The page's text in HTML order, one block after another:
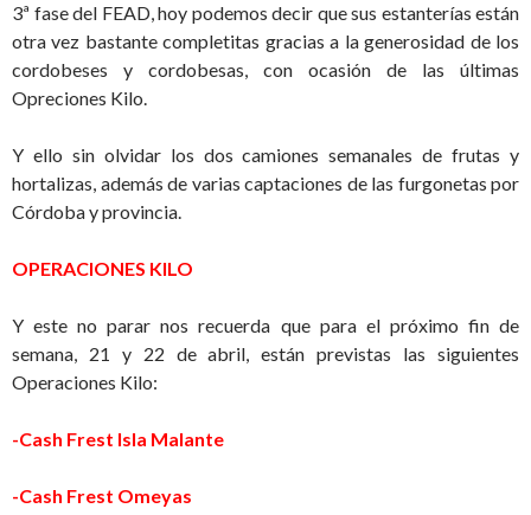
3ª fase del FEAD, hoy podemos decir que sus estanterías están
otra vez bastante completitas gracias a la generosidad de los
cordobeses y cordobesas, con ocasión de las últimas
Opreciones Kilo.
Y ello sin olvidar los dos camiones semanales de frutas y
hortalizas, además de varias captaciones de las furgonetas por
Córdoba y provincia.
OPERACIONES KILO
Y este no parar nos recuerda que para el próximo fin de
semana, 21 y 22 de abril, están previstas las siguientes
Operaciones Kilo:
-Cash Frest Isla Malante
-Cash Frest Omeyas